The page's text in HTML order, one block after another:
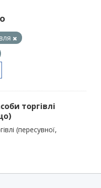
торгівлі
(пересувної,